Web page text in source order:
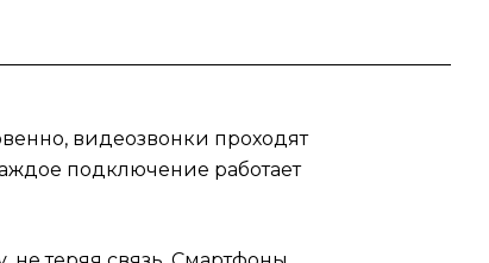
видеозвонки проходят
подключение работает